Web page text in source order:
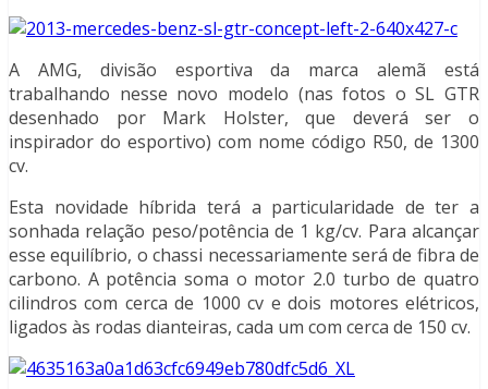
A AMG, divisão esportiva da marca alemã está
trabalhando nesse novo modelo (nas fotos o SL GTR
desenhado por Mark Holster, que deverá ser o
inspirador do esportivo) com nome código R50, de 1300
cv.
Esta novidade híbrida terá a particularidade de ter a
sonhada relação peso/potência de 1 kg/cv. Para alcançar
esse equilíbrio, o chassi necessariamente será de fibra de
carbono. A potência soma o motor 2.0 turbo de quatro
cilindros com cerca de 1000 cv e dois motores elétricos,
ligados às rodas dianteiras, cada um com cerca de 150 cv.